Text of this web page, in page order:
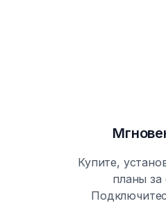
Купите,
планы